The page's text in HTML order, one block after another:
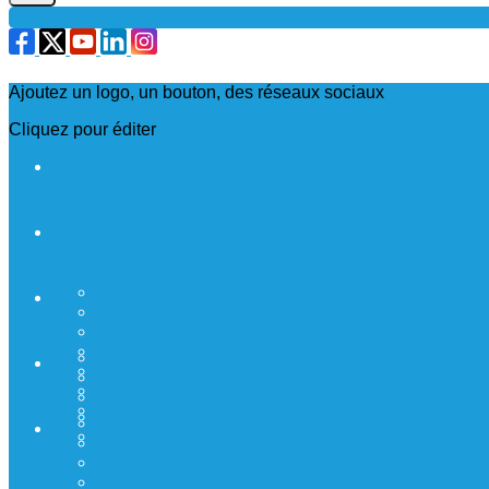
Ajoutez un logo, un bouton, des réseaux sociaux
Cliquez pour éditer